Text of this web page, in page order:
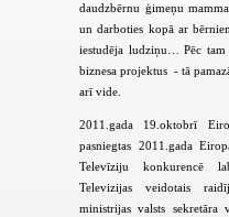
daudzbērnu ģimeņu
un darboties kopā ar
iestudēja ludziņu… Pēc
biznesa projektus - tā
arī vide.
2011.gada 19.oktobrī
pasniegtas 2011.gada
Televīziju konkurencē
Televizijas veidotais
ministrijas valsts sekretāra